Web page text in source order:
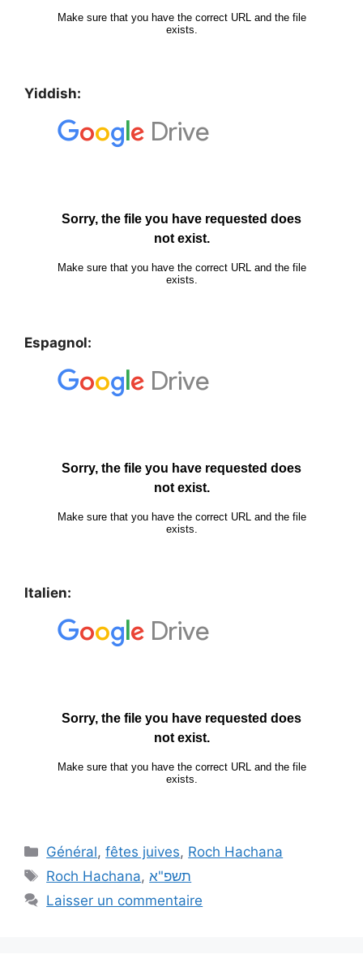
Yiddish:
Espagnol:
Italien:
Général,fêtes juives, Roch Hachana
Roch Hachana,תשפ"א
Laisser un commentaire